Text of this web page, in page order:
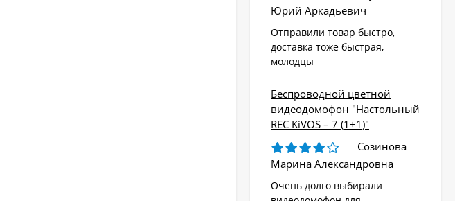
Юрий Аркадьевич
Отправили товар быстро,
доставка тоже быстрая,
молодцы
Беспроводной цветной
видеодомофон "Настольный
REC KiVOS – 7 (1+1)"
Созинова
Марина Александровна
Очень долго выбирали